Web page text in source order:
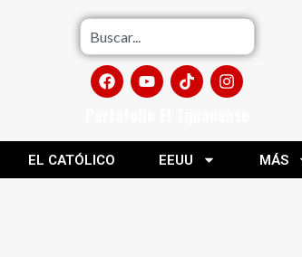
EL CATÓLICO EEUU MÁS